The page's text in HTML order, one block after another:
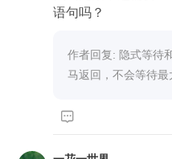
语句吗？
作者回复: 隐式等待
马返回，不会等待最
